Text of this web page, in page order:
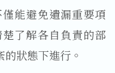
能避免遺漏重要項
了解各自負責的部
狀態下進行。